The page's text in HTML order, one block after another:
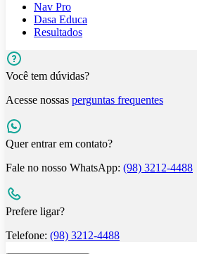
Nav Pro
Dasa Educa
Resultados
Você tem dúvidas?
Acesse nossas perguntas frequentes
Quer entrar em contato?
Fale no nosso WhatsApp: (98) 3212-4488
Prefere ligar?
Telefone: (98) 3212-4488